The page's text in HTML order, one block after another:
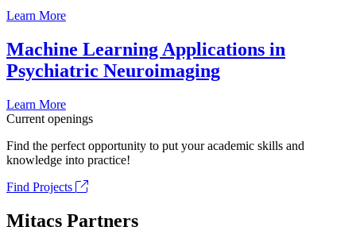
Learn More
Machine Learning Applications in
Psychiatric Neuroimaging
Learn More
Current openings
Find the perfect opportunity to put your academic skills and
knowledge into practice!
Find Projects
Mitacs Partners